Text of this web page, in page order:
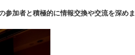
加者と積極的に情報交換や交流を深めま